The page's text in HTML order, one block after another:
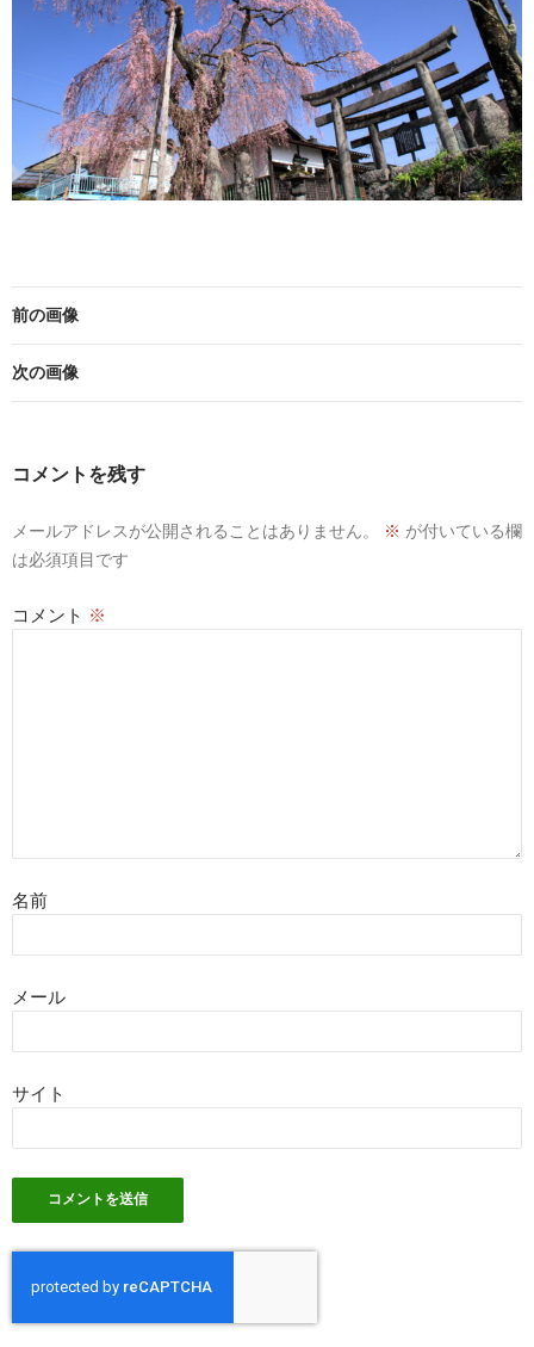
前の画像
次の画像
コメントを残す
メールアドレスが公開されることはありません。 ※ が付いている欄
は必須項目です
コメント ※
名前
メール
サイト